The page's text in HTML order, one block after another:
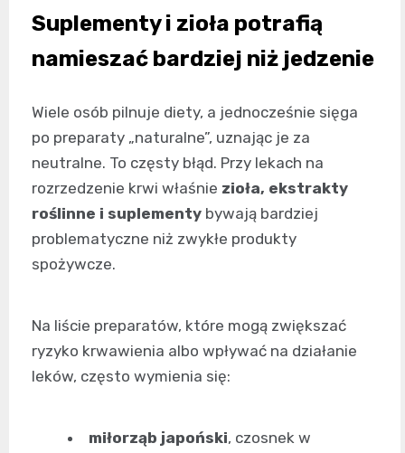
Suplementy i zioła potrafią
namieszać bardziej niż jedzenie
Wiele osób pilnuje diety, a jednocześnie sięga
po preparaty „naturalne”, uznając je za
neutralne. To częsty błąd. Przy lekach na
rozrzedzenie krwi właśnie zioła, ekstrakty
roślinne i suplementy bywają bardziej
problematyczne niż zwykłe produkty
spożywcze.
Na liście preparatów, które mogą zwiększać
ryzyko krwawienia albo wpływać na działanie
leków, często wymienia się:
miłorząb japoński, czosnek w